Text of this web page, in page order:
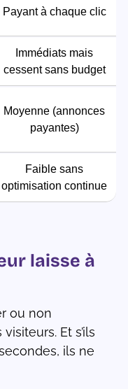
Payant à chaque clic
Immédiats mais
cessent sans budget
Moyenne (annonces
payantes)
Faible sans
optimisation continue
laisse à
ou non
Et s’ils
ils ne